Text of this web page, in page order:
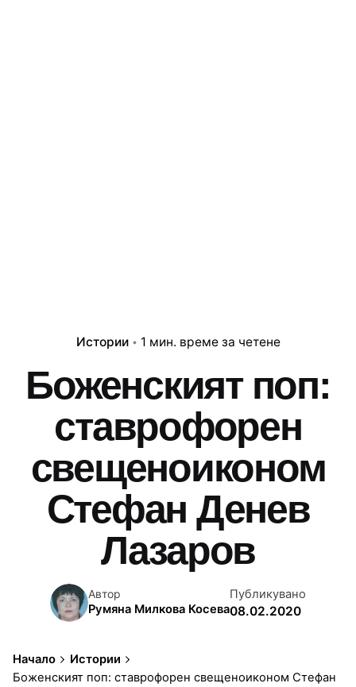
Истории 1 мин. време за четене
Боженският поп:
ставрофорен
свещеноиконом
Стефан Денев
Лазаров
Автор
Румяна Милкова Косева
Публикувано
08.02.2020
Начало
Истории
Боженският поп: ставрофорен свещеноиконом Стефан